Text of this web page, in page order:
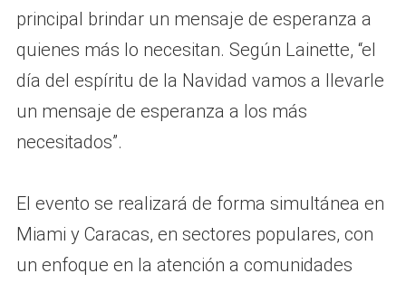
principal brindar un mensaje de esperanza a
quienes más lo necesitan. Según Lainette, “el
día del espíritu de la Navidad vamos a llevarle
un mensaje de esperanza a los más
necesitados”.
El evento se realizará de forma simultánea en
Miami y Caracas, en sectores populares, con
un enfoque en la atención a comunidades